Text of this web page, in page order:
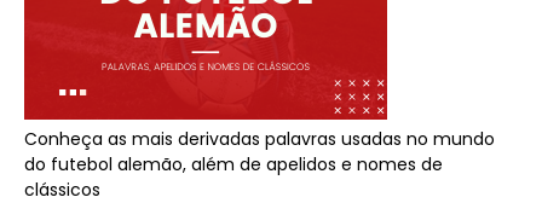
Conheça as mais derivadas palavras usadas no mundo
do futebol alemão, além de apelidos e nomes de
clássicos